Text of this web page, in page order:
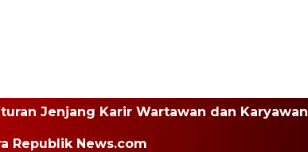
Jenjang Karir Wartawan dan Karyawan
Republik News.com